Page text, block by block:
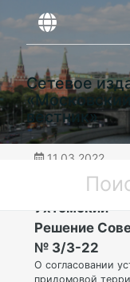
Сетевое
вестник»
11.03.2022
ВАО |
Ухтомский
Решение
№ 3/3-22
О согласовании
придомовой